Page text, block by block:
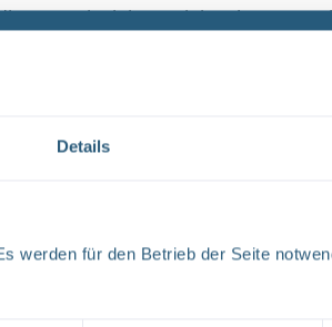
Details
werden für den Betrieb der Seite
BGE seit einiger Zeit im oberen
Salzwassermengen verzeichnet,
Asse“: umgesetzte und
März 2024: Der Countdown auf
um 19 Uhr begrüßt Frank
„Betrifft: Asse -